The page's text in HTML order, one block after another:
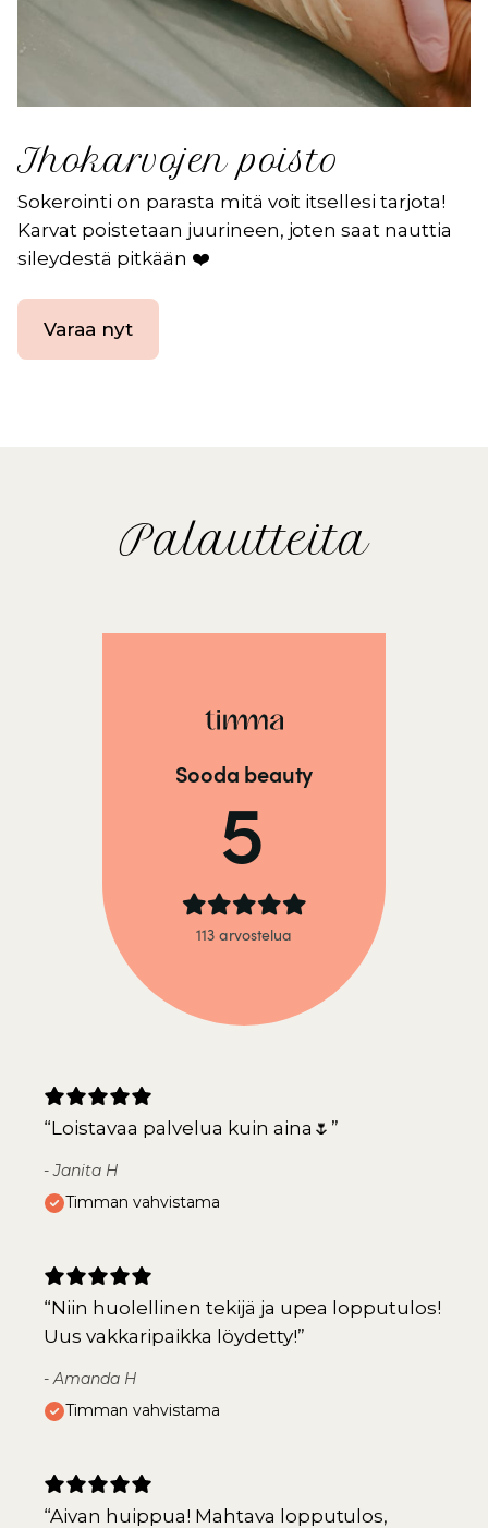
Ihokarvojen poisto
Sokerointi on parasta mitä voit itsellesi tarjota!
Karvat poistetaan juurineen, joten saat nauttia
sileydestä pitkään ❤️
Varaa nyt
Palautteita
“Loistavaa palvelua kuin aina🌷 ”
-Janita H
Timman vahvistama
“Niin huolellinen tekijä ja upea lopputulos!
Uus vakkaripaikka löydetty!”
-Amanda H
Timman vahvistama
“Aivan huippua! Mahtava lopputulos,